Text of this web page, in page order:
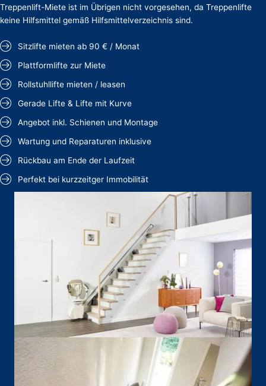
Treppenlift-Miete ist im Übrigen nicht vorgesehen, da Treppenlifte
keine Hilfsmittel gemäß Hilfsmittelverzeichnis sind.
Sitzlifte mieten ab 90 € / Monat
Plattformlifte zur Miete
Rollstuhllifte mieten / leasen
Gerade Lifte & Lifte mit Kurve
Angebot inkl. Schienen und Montage
Wartung und Reparaturen inklusive
Rückbau am Ende der Laufzeit
Perfekt bei kurzzeitger Immobilität